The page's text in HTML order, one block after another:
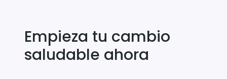
Empieza tu cambio
saludable ahora